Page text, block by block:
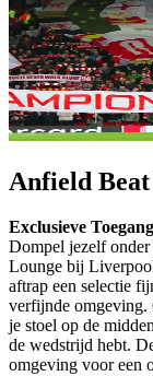
Anfield
Exclusieve
Dompel jezelf
Lounge bij
aftrap een selectie
verfijnde omgeving.
je stoel op de
de wedstrijd hebt.
omgeving voor een